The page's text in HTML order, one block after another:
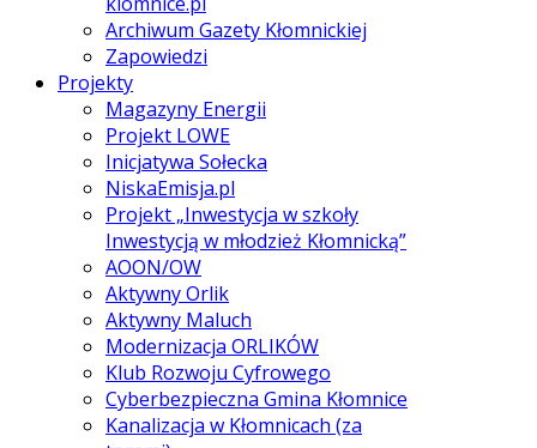
Archiwum Gazety Kłomnickiej
Zapowiedzi
Projekty
Magazyny Energii
Projekt LOWE
Inicjatywa Sołecka
NiskaEmisja.pl
Projekt „Inwestycja w szkoły
Inwestycją w młodzież Kłomnicką”
AOON/OW
Aktywny Orlik
Aktywny Maluch
Modernizacja ORLIKÓW
Klub Rozwoju Cyfrowego
Cyberbezpieczna Gmina Kłomnice
Kanalizacja w Kłomnicach (za